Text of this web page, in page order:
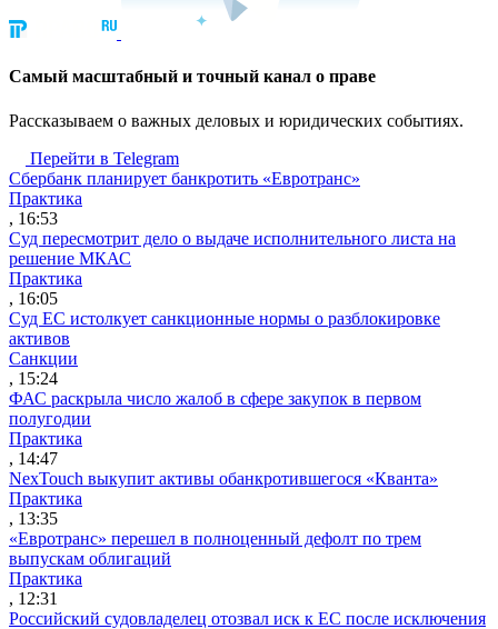
Cамый масштабный и точный канал о праве
Рассказываем о важных деловых и юридических событиях.
Перейти в Telegram
Сбербанк планирует банкротить «Евротранс»
Практика
, 16:53
Суд пересмотрит дело о выдаче исполнительного листа на
решение МКАС
Практика
, 16:05
Суд ЕС истолкует санкционные нормы о разблокировке
активов
Санкции
, 15:24
ФАС раскрыла число жалоб в сфере закупок в первом
полугодии
Практика
, 14:47
NexTouch выкупит активы обанкротившегося «Кванта»
Практика
, 13:35
«Евротранс» перешел в полноценный дефолт по трем
выпускам облигаций
Практика
, 12:31
Российский судовладелец отозвал иск к ЕС после исключения